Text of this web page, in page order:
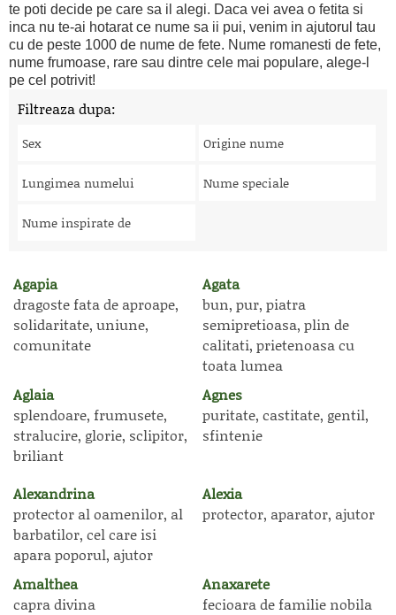
te poti decide pe care sa il alegi. Daca vei avea o fetita si
inca nu te-ai hotarat ce nume sa ii pui, venim in ajutorul tau
cu de peste 1000 de nume de fete. Nume romanesti de fete,
nume frumoase, rare sau dintre cele mai populare, alege-l
pe cel potrivit!
Filtreaza dupa:
Sex Origine nume
Lungimea numelui Nume speciale
Nume inspirate de
Agapia
dragoste fata de aproape,
solidaritate, uniune,
comunitate
Agata
bun, pur, piatra
semipretioasa, plin de
calitati, prietenoasa cu
toata lumea
Aglaia
splendoare, frumusete,
stralucire, glorie, sclipitor,
briliant
Agnes
puritate, castitate, gentil,
sfintenie
Alexandrina
protector al oamenilor, al
barbatilor, cel care isi
apara poporul, ajutor
Alexia
protector, aparator, ajutor
Amalthea
capra divina
Anaxarete
fecioara de familie nobila